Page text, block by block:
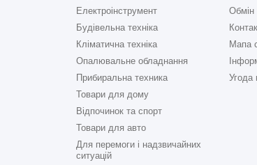
Електроінструмент
Будівельна техніка
Кліматична техніка
Опалювальне обладнання
Прибиральна техника
Товари для дому
Відпочинок та спорт
Товари для авто
Для перемоги і надзвичайних
ситуацій
Обмін
Мапа
Угода